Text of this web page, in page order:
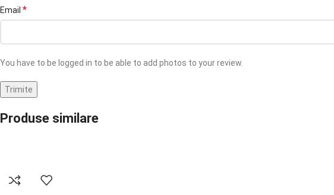
Email *
You have to be logged in to be able to add photos to your review.
Produse similare